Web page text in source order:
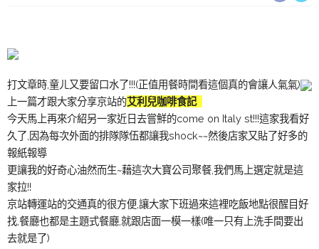
打文章時,童ㄦ又要留口水了!!!(正值用餐時間看這個真的會讓人氣氣)
上一篇才跟大家分享京站的艾利兒咖啡食記
今天馬上再來介紹另一家近日去嘗鮮的come on Italy st!!!這家我看好
久了,因為每次外面的排隊隊伍都讓我shock~~然後店家又貼了好多的
報紙報導
更讓我的好奇心油然而生~藉這次大寶公司聚餐,我們馬上選定就是這
家拉!!
京站轉運站的交通真的很方便,讓大家下班過來這裡吃飯地點很醒目好
找,餐廳也都是主題式餐廳,就跟店面一模一樣(唯一只有上洗手間要出
去就是了)